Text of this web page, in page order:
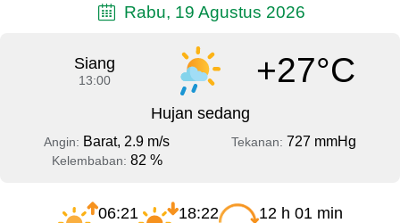
Rabu, 19 Agustus 2026
Siang
13:00 +27°C
Hujan sedang
Angin: Barat, 2.9 m/s Tekanan: 727 mmHg
Kelembaban: 82 %
06:21 18:22 12 h 01 min